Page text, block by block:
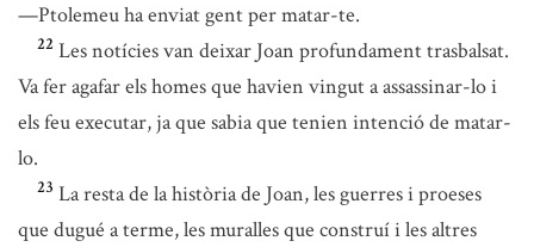
—Ptolemeu ha enviat gent per matar-te.
22 Les notícies van deixar Joan profundament trasbalsat.
Va fer agafar els homes que havien vingut a assassinar-lo i
els feu executar, ja que sabia que tenien intenció de matar-
lo.
23 La resta de la història de Joan, les guerres i proeses
que dugué a terme, les muralles que construí i les altres